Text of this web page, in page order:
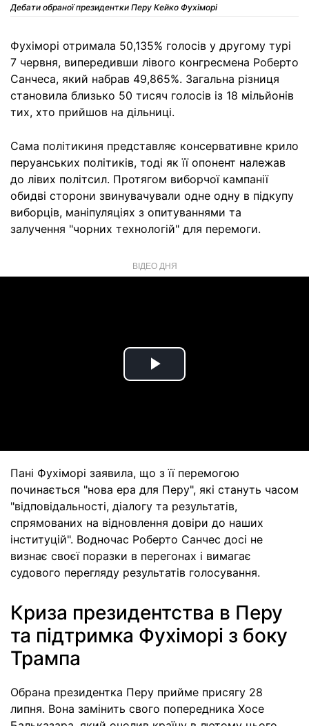
Дебати обраної президентки Перу Кейко Фухіморі
Фухіморі отримала 50,135% голосів у другому турі
7 червня, випередивши лівого конгресмена Роберто
Санчеса, який набрав 49,865%. Загальна різниця
становила близько 50 тисяч голосів із 18 мільйонів
тих, хто прийшов на дільниці.
Сама політикиня представляє консервативне крило
перуанських політиків, тоді як її опонент належав
до лівих політсил. Протягом виборчої кампанії
обидві сторони звинувачували одне одну в підкупу
виборців, маніпуляціях з опитуваннями та
залучення "чорних технологій" для перемоги.
ВІДЕО ДНЯ
Play
Пані Фухіморі заявила, що з її перемогою
починається "нова ера для Перу", які стануть часом
"відповідальності, діалогу та результатів,
спрямованих на відновлення довіри до наших
інституцій". Водночас Роберто Санчес досі не
визнає своєї поразки в перегонах і вимагає
судового перегляду результатів голосування.
Криза президентства в Перу
та підтримка Фухіморі з боку
Трампа
Обрана президентка Перу прийме присягу 28
липня. Вона замінить свого попередника Хосе